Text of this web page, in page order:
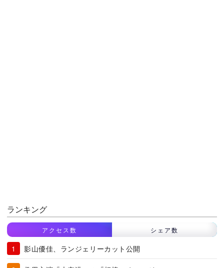
ランキング
アクセス数 シェア数
影山優佳、ランジェリーカット公開